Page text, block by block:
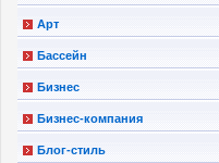
Арт
Бассейн
Бизнес
Бизнес-компания
Блог-стиль